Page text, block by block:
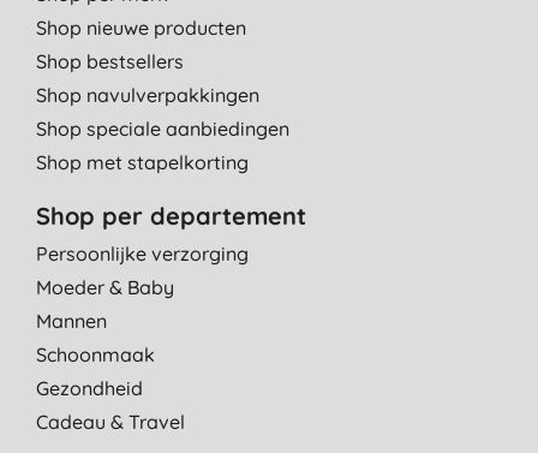
Shop nieuwe producten
Shop bestsellers
Shop navulverpakkingen
Shop speciale aanbiedingen
Shop met stapelkorting
Shop per departement
Persoonlijke verzorging
Moeder & Baby
Mannen
Schoonmaak
Gezondheid
Cadeau & Travel